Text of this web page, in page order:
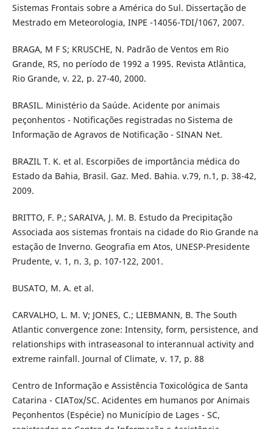
Sistemas Frontais sobre a América do Sul. Dissertação de
Mestrado em Meteorologia, INPE -14056-TDI/1067, 2007.
BRAGA, M F S; KRUSCHE, N. Padrão de Ventos em Rio
Grande, RS, no período de 1992 a 1995. Revista Atlântica,
Rio Grande, v. 22, p. 27-40, 2000.
BRASIL. Ministério da Saúde. Acidente por animais
peçonhentos - Notificações registradas no Sistema de
Informação de Agravos de Notificação - SINAN Net.
BRAZIL T. K. et al. Escorpiões de importância médica do
Estado da Bahia, Brasil. Gaz. Med. Bahia. v.79, n.1, p. 38-42,
2009.
BRITTO, F. P.; SARAIVA, J. M. B. Estudo da Precipitação
Associada aos sistemas frontais na cidade do Rio Grande na
estação de Inverno. Geografia em Atos, UNESP-Presidente
Prudente, v. 1, n. 3, p. 107-122, 2001.
BUSATO, M. A. et al.
CARVALHO, L. M. V; JONES, C.; LIEBMANN, B. The South
Atlantic convergence zone: Intensity, form, persistence, and
relationships with intraseasonal to interannual activity and
extreme rainfall. Journal of Climate, v. 17, p. 88
Centro de Informação e Assistência Toxicológica de Santa
Catarina - CIATox/SC. Acidentes em humanos por Animais
Peçonhentos (Espécie) no Município de Lages - SC,